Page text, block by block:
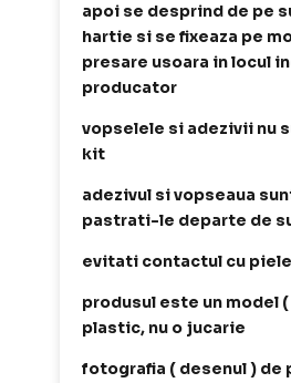
apoi se desprind de pe
hartie si se fixeaza pe
presare usoara in locul
producator
vopselele si adezivii nu
kit
adezivul si vopseaua
pastrati-le departe de
evitati contactul cu
produsul este un model
plastic, nu o jucarie
fotografia ( desenul ) de